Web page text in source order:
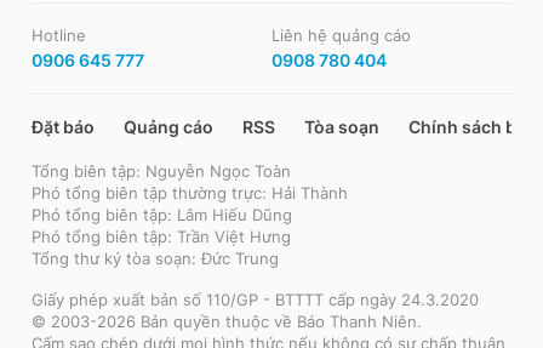
Hotline
0906 645 777
Liên hệ quảng cáo
0908 780 404
Đặt báo Quảng cáo RSS Tòa soạn Chính sách bảo
Tổng biên tập: Nguyễn Ngọc Toàn
Phó tổng biên tập thường trực: Hải Thành
Phó tổng biên tập: Lâm Hiếu Dũng
Phó tổng biên tập: Trần Việt Hưng
Tổng thư ký tòa soạn: Đức Trung
Giấy phép xuất bản số 110/GP - BTTTT cấp ngày 24.3.2020
© 2003-2026 Bản quyền thuộc về Báo Thanh Niên.
Cấm sao chép dưới mọi hình thức nếu không có sự chấp thuận